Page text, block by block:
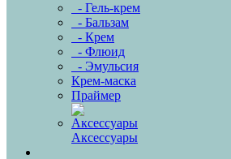
- Гель-крем
- Бальзам
- Крем
- Флюид
- Эмульсия
Крем-маска
Праймер
Аксессуары